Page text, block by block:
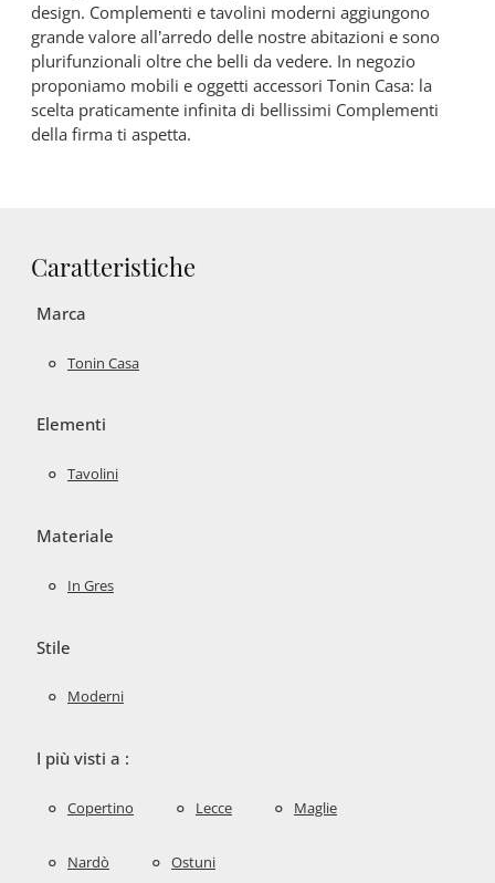
design. Complementi e tavolini moderni aggiungono
grande valore all’arredo delle nostre abitazioni e sono
plurifunzionali oltre che belli da vedere. In negozio
proponiamo mobili e oggetti accessori Tonin Casa: la
scelta praticamente infinita di bellissimi Complementi
della firma ti aspetta.
Caratteristiche
Marca
Tonin Casa
Elementi
Tavolini
Materiale
In Gres
Stile
Moderni
I più visti a :
Copertino Lecce Maglie
Nardò Ostuni